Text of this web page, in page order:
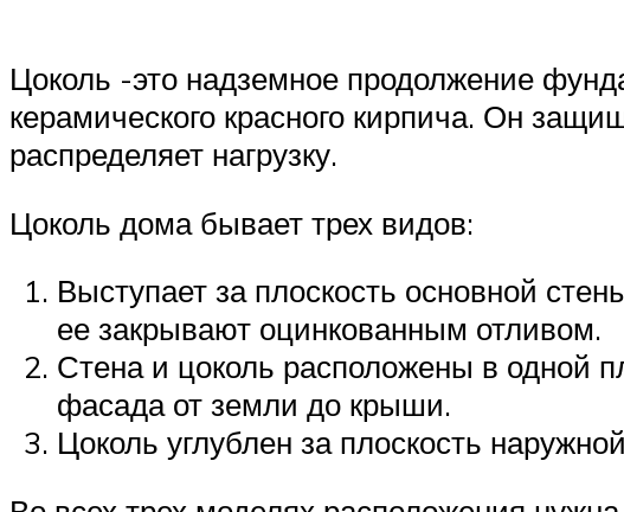
Цоколь -это надземное продолжение
керамического красного кирпича. Он
распределяет нагрузку.
Цоколь дома бывает трех видов:
Выступает за плоскость основной
ее закрывают оцинкованным отливом.
Стена и цоколь расположены в одной
фасада от земли до крыши.
Цоколь углублен за плоскость